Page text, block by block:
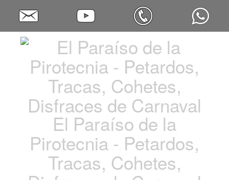
El Paraíso de la
Pirotecnia - Petardos,
Tracas, Cohetes,